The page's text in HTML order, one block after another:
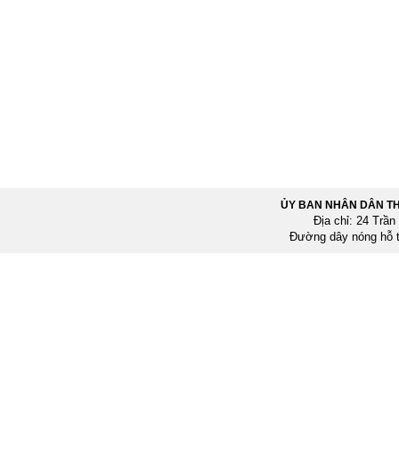
ỦY BAN NHÂN DÂN
Địa chỉ: 24 Trần
Đường dây nóng